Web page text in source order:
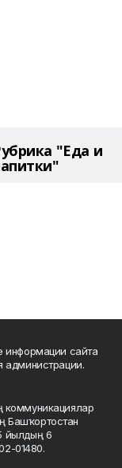
"Еда и
информации сайта
администрации.
коммуникациялар
Башҡортостан
йылдың 6
01480.